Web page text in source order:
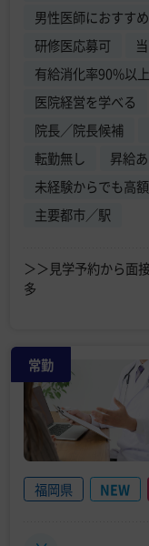
男性医師におすすめ
研修医応募可
有給消化率90%以上
医院経営を学べる
院長／院長候補
転勤無し
昇給
未経験からでも高
主要都市／駅
＞＞見学予約から面
多
常勤
福岡県 NEW